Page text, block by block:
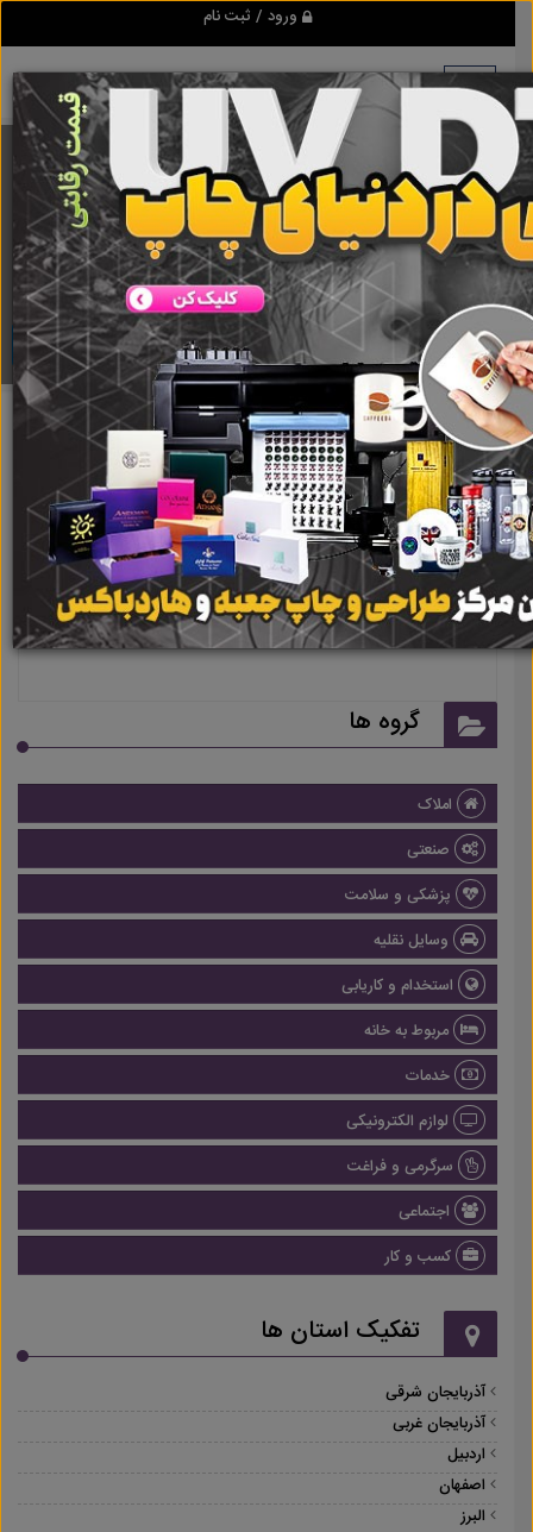
ورود / ثبت نام
برنامه اندروید ابزاریراق
مرجع نیازمندیهای ابزار و یراق آلات عمومی و صنعتی
دانلود
هیچ آگهی در این گروه ثبت نشده
است
گروه ها
املاک
صنعتی
پزشکی و سلامت
وسایل نقلیه
استخدام و کاریابی
مربوط به خانه
خدمات
لوازم الکترونیکی
سرگرمی و فراغت
اجتماعی
کسب و کار
تفکیک استان ها
آذربایجان شرقی
آذربایجان غربی
اردبیل
اصفهان
البرز